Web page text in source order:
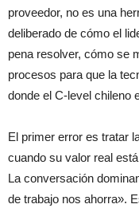
proveedor, no es una
deliberado de cómo el
pena resolver, cómo se
procesos para que la
donde el C-level chileno
El primer error es tratar
cuando su valor real
La conversación
de trabajo nos ahorra».